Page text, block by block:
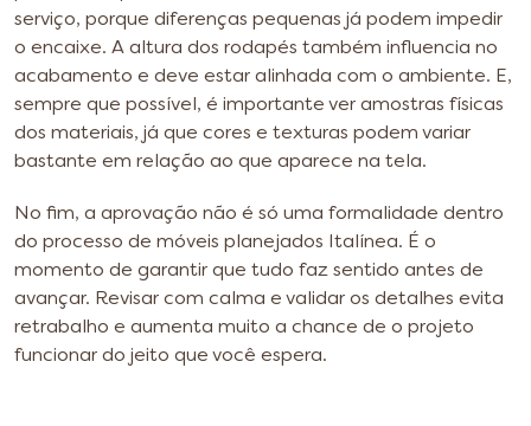
serviço, porque diferenças pequenas já podem impedir
o encaixe. A altura dos rodapés também influencia no
acabamento e deve estar alinhada com o ambiente. E,
sempre que possível, é importante ver amostras físicas
dos materiais, já que cores e texturas podem variar
bastante em relação ao que aparece na tela.
No fim, a aprovação não é só uma formalidade dentro
do processo de móveis planejados Italínea. É o
momento de garantir que tudo faz sentido antes de
avançar. Revisar com calma e validar os detalhes evita
retrabalho e aumenta muito a chance de o projeto
funcionar do jeito que você espera.